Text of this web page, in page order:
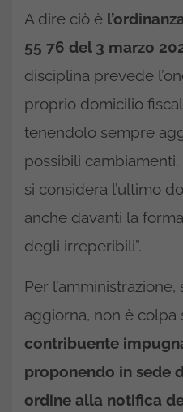
A dire ciò è
55 76 del 3 marzo
disciplina prevede
proprio domicilio
tenendolo sempre
possibili cambiamenti.
si considera l’ultimo
anche davanti la
degli irreperibili”.
Per
aggiorna, non è colpa
contribuente
proponendo in sede
ordine alla notifica